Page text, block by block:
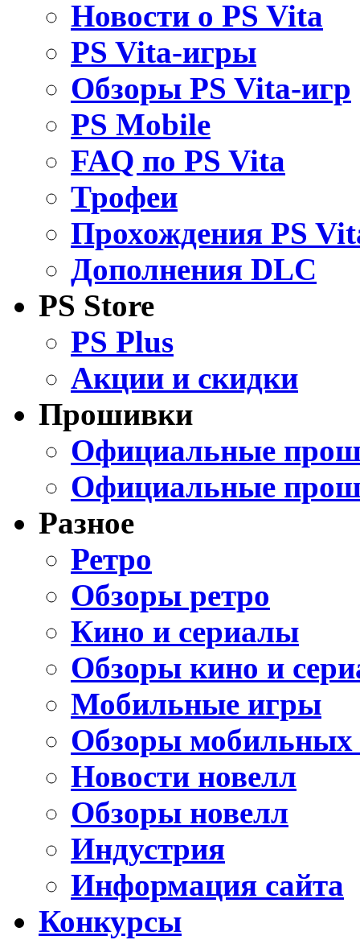
Новости о PS Vita
PS Vita-игры
Обзоры PS Vita-игр
PS Mobile
FAQ по PS Vita
Трофеи
Прохождения PS
Дополнения DLC
PS Store
PS Plus
Акции и скидки
Прошивки
Официальные
Официальные
Разное
Ретро
Обзоры ретро
Кино и сериалы
Обзоры кино и
Мобильные игры
Обзоры мобильных
Новости новелл
Обзоры новелл
Индустрия
Информация сайта
Конкурсы